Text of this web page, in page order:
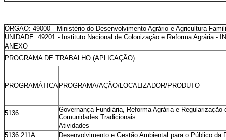
ÓRGÃO: 49000 - Ministério do Desenvolvimento Agrário e Agricultura
UNIDADE: 49201 - Instituto Nacional de Colonização e Reforma Agrária -
ANEXO
PROGRAMA DE TRABALHO (APLICAÇÃO)
PROGRAMÁTICA PROGRAMA/AÇÃO/LOCALIZADOR/PRODUTO
5136
Governança Fundiária, Reforma Agrária e
Comunidades Tradicionais
Atividades
5136 211A
Desenvolvimento e Gestão Ambiental para o Público da